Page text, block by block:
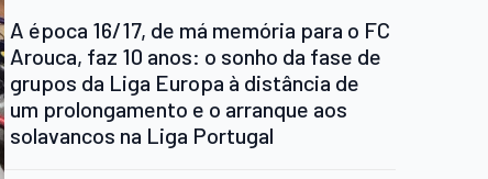
A época 16/17, de má memória para o FC
Arouca, faz 10 anos: o sonho da fase de
grupos da Liga Europa à distância de
um prolongamento e o arranque aos
solavancos na Liga Portugal